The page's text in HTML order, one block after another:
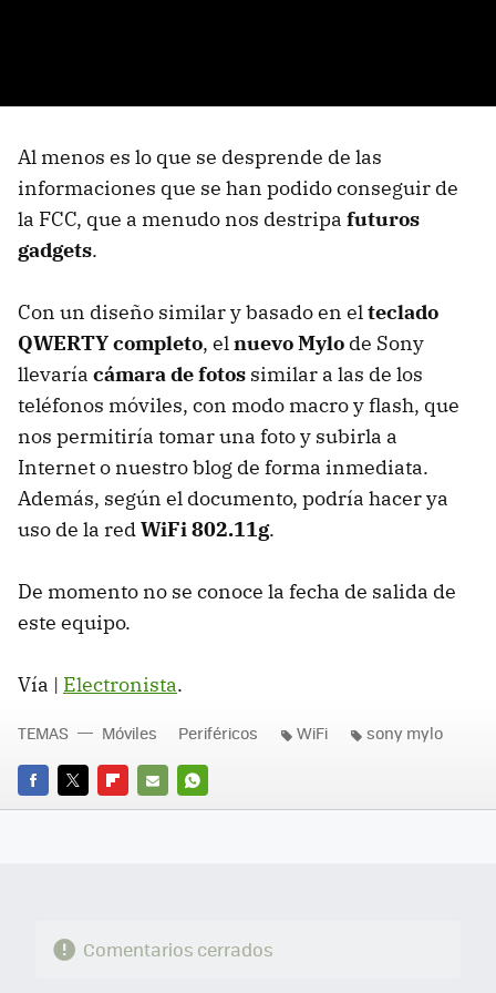
Al menos es lo que se desprende de las
informaciones que se han podido conseguir de
la FCC, que a menudo nos destripa futuros
gadgets.
Con un diseño similar y basado en elteclado
QWERTY completo, elnuevo Mylo de Sony
llevaría cámara de fotos similar a las de los
teléfonos móviles, con modo macro y flash, que
nos permitiría tomar una foto y subirla a
Internet o nuestro blog de forma inmediata.
Además, según el documento, podría hacer ya
uso de la redWiFi 802.11g.
De momento no se conoce la fecha de salida de
este equipo.
Vía | Electronista.
FACEBOOK
TWITTERFLIPBOARD
E-
WHATSAPP
TEMAS Móviles Periféricos WiFi sony mylo
Comentarios cerrados